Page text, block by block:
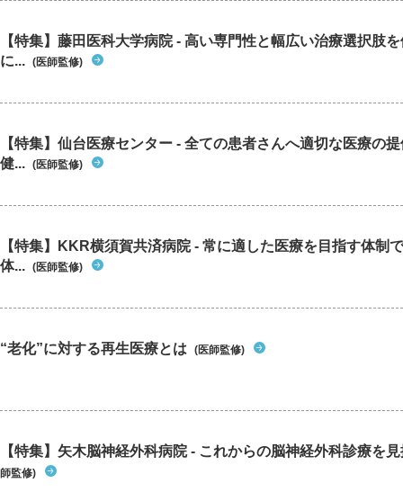
【特集】藤田医科大学病院 - 高い専門性と幅広い治療選択肢
に... (医師監修)
【特集】仙台医療センター - 全ての患者さんへ適切な医療の
健... (医師監修)
【特集】KKR横須賀共済病院 - 常に適した医療を目指す体制
体... (医師監修)
“老化”に対する再生医療とは (医師監修)
【特集】矢木脳神経外科病院 - これからの脳神経外科診療を
師監修)